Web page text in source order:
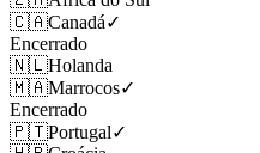
🇨🇦Canadá✓
Encerrado
🇳🇱Holanda
🇲🇦Marrocos✓
Encerrado
🇵🇹Portugal✓